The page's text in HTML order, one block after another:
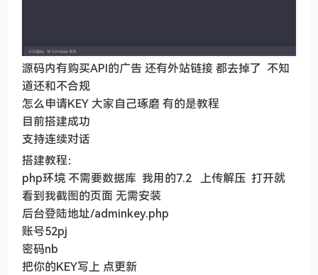
源码内有购买API的广告 还有外站链接 都去掉了 不知
道还和不合规
怎么申请KEY 大家自己琢磨 有的是教程
目前搭建成功
支持连续对话
搭建教程：
php环境 不需要数据库 我用的7.2 上传解压 打开就
看到我截图的页面 无需安装
后台登陆地址/adminkey.php
账号52pj
密码nb
把你的KEY写上 点更新